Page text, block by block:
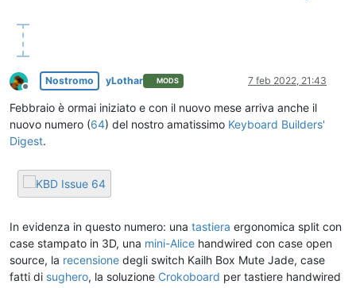
Non in linea
Nostromo yLothar MODS 7 feb 2022, 21:43
Febbraio è ormai iniziato e con il nuovo mese arriva anche il
nuovo numero (64) del nostro amatissimo Keyboard Builders'
Digest.
In evidenza in questo numero: una tastiera ergonomica split con
case stampato in 3D, una mini-Alice handwired con case open
source, la recensione degli switch Kailh Box Mute Jade, case
fatti di sughero, la soluzione Crokoboard per tastiere handwired